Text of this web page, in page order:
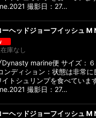
撮影日：27…
ーヘッドジョーフイッシュ M
庫なし
Dynasty marine便 サイズ：
ンディション：状態は非常に
トシュリンプを食べていま
撮影日：27…
ーヘッドジョーフイッシュ M